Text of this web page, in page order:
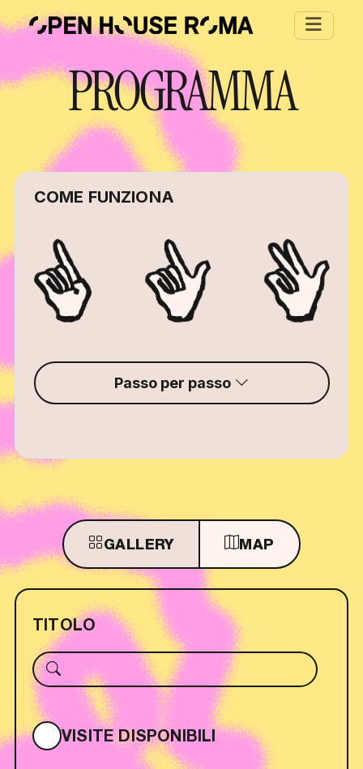
Salta al contenuto principale
PROGRAMMA
COME FUNZIONA
Passo per passo
GALLERY MAP
TITOLO
VISITE DISPONIBILI